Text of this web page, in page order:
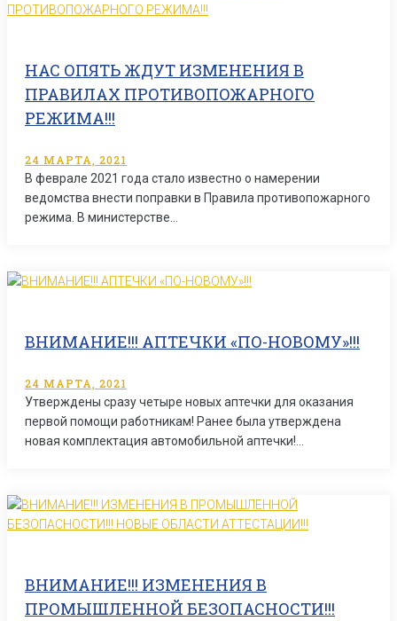
НАС ОПЯТЬ ЖДУТ ИЗМЕНЕНИЯ В
ПРАВИЛАХ ПРОТИВОПОЖАРНОГО
РЕЖИМА!!!
24 МАРТА, 2021
В феврале 2021 года стало известно о намерении
ведомства внести поправки в Правила противопожарного
режима. В министерстве…
ВНИМАНИЕ!!! АПТЕЧКИ «ПО-НОВОМУ»!!!
24 МАРТА, 2021
Утверждены сразу четыре новых аптечки для оказания
первой помощи работникам! Ранее была утверждена
новая комплектация автомобильной аптечки!…
ВНИМАНИЕ!!! ИЗМЕНЕНИЯ В
ПРОМЫШЛЕННОЙ БЕЗОПАСНОСТИ!!!